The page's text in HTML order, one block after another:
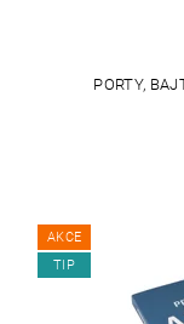
PORTY,
AKCE
TIP